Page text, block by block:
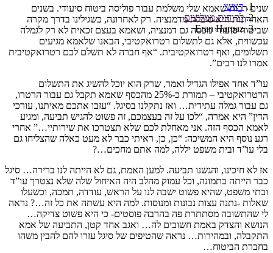
ראשי
לקוחות ממליצים
Eran Harpaz‎‏
שנים רבות שאמא שלי משלמת עבור פוליסה ביטוח סיעודי. בשנים
האחרונות היא סובלת מדמנציה. רק לאחרונה, כשגילינו בדרך מקרה
שביטוח סיעודי מכסה גם דמנציה, ושאמא בעצם זכאית לא רק לגמלה
עכשווית, אלא גם לתשלום רטרואקטיבי, הבאנו שלאמא מגיעים
תשלומים, ואף רטרואקטיבית. “אף חברה לא תשלם לכם רטרואקטיבית
אמרו לנו רבים”.
עו”ד אחד אפילו הגדיל ואמר, שרק הוא יוכל להשיג את התשלום
הרטרואקטיבי – תמורת כ-25% מהכסף שאמא תקבל גם עבור הרטרו,
גם עבור גמלה עתידית… ואז נתקלנו בסיגל. “עזבו אתכם מאיתנו, עורכי
הדין” היא אמרה, “לכו על זה בעצמכם, זה פשוט להגיש תביעה, ומגיע
לאמא הכסף הזה. אני מאחלת לכם שלא תצטרכו את שירותיי…” אחרי
רגע נוסף היא המשיכה: “כן, כן, ראיתי כבר לא מעט כאלה שהצליחו גם
בלי עו”ד ובית משפט יללה, למה אתם מחכים…?
אז לא חיכינו, והגשנו תביעה. למען האמת, גם לא הייתה לנו ברירה… סיגל
כבר הייתה בתמונה, וכל עמוק מהלב היה האיחול שלה שלא נצטרך עו”ד
ובתי משפט, שהיא פשוט ישבה לנו על הראש, עודדה, תמכה, וכשעלו
שאלות -נתנה עצות נבונות ומנוסות. למה היא עשתה את כל זה…? נראה
לי שהתשובה מסתתרת פה בהרבה פוסטים- כי היא פשוט צדיקה…
הנושא והצדק באמת חשובים לה… ואגב אחד קטן, התביעה של אמא
התקבלה, ובמהירות… נראה שהטיפים של סיגל עזרו להם להבין משהו
בחברת הביטוח…